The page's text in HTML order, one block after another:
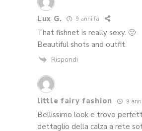
Lux G. 9 anni fa
That fishnet is really sexy. 🙂
Beautiful shots and outfit.
Rispondi
little fairy fashion 9
Bellissimo look e trovo
dettaglio della calza a rete